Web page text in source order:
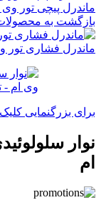
ماندرل پیچی تور وی
بازگشت به
ماندرل فشاری تور
برای بزرگنمایی
نوار
ام